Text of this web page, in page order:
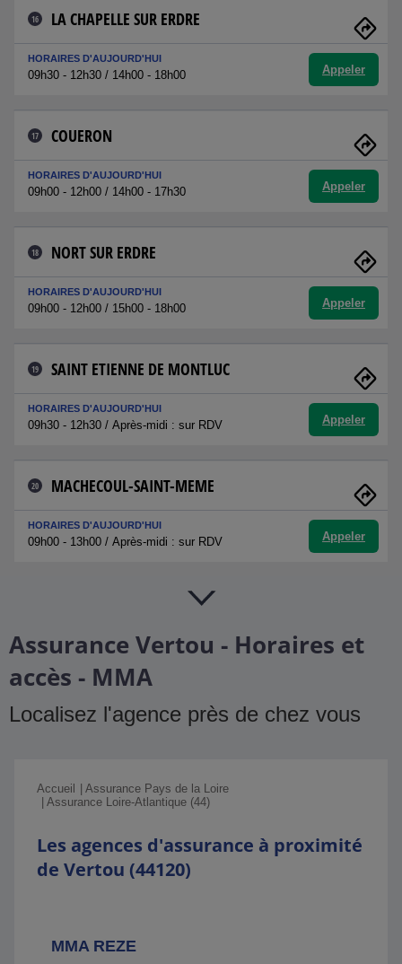
16 LA CHAPELLE SUR ERDRE
HORAIRES D'AUJOURD'HUI
09h30 - 12h30 / 14h00 - 18h00 Appeler
17 COUERON
HORAIRES D'AUJOURD'HUI
09h00 - 12h00 / 14h00 - 17h30 Appeler
18 NORT SUR ERDRE
HORAIRES D'AUJOURD'HUI
09h00 - 12h00 / 15h00 - 18h00 Appeler
19 SAINT ETIENNE DE MONTLUC
HORAIRES D'AUJOURD'HUI
09h30 - 12h30 / Après-midi : sur RDV Appeler
20 MACHECOUL-SAINT-MEME
HORAIRES D'AUJOURD'HUI
09h00 - 13h00 / Après-midi : sur RDV Appeler
Assurance Vertou - Horaires et
accès - MMA
Localisez l'agence près de chez vous
Accueil
Assurance Pays de la Loire
Assurance Loire-Atlantique (44)
Les agences d'assurance à proximité
de Vertou (44120)
MMA REZE